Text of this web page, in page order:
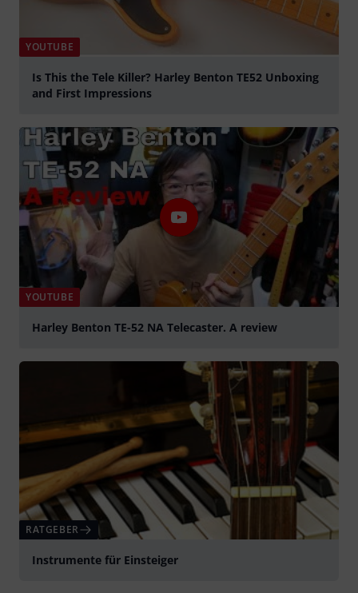
YOUTUBE
Is This the Tele Killer? Harley Benton TE52 Unboxing
and First Impressions
YOUTUBE
Harley Benton TE-52 NA Telecaster. A review
RATGEBER
Instrumente für Einsteiger